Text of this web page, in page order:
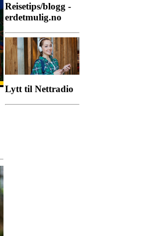
Reisetips/blogg -
erdetmulig.no
Lytt til Nettradio